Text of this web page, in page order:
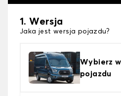
1. Wersja
Jaka jest wersja pojazdu?
Wybierz
pojazdu